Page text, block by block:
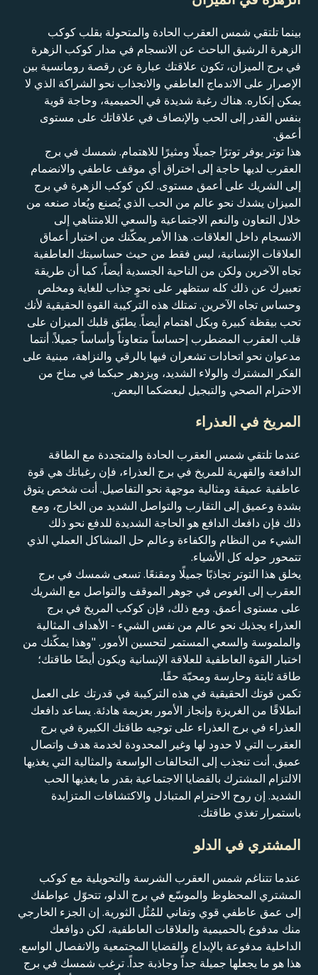
بينما تلتقي شمس العقرب الحادة والمتحولة بقلب كوكب
الزهرة الرشيق الباحث عن الانسجام في مدار كوكب الزهرة
في برج الميزان، تكون علاقتك عبارة عن رقصة رومانسية بين
الإصرار على الاندماج العاطفي والانجذاب نحو الشراكة الذي لا
يمكن إنكاره. هناك رغبة شديدة في الحميمية، وحاجة قوية
بنفس القدر إلى الحب والإنصاف في علاقاتك على مستوى
أعمق.
هذا توتر يوفر توترًا جميلًا ومثيرًا للاهتمام. شمسك في برج
العقرب لديها حاجة إلى اختراق أي موقف عاطفي والانضمام
إلى الشريك على أعمق مستوى. لكن كوكب الزهرة في برج
الميزان يشدك نحو عالم من الحب الذي يُصنع ويُعاد صنعه من
خلال التعاون والنعم الاجتماعية والسعي اللامتناهي إلى
الانسجام داخل العلاقات. هذا الأمر يمكّنك من اختبار أعماق
العلاقات الإنسانية، ليس فقط من حيث حساسيتك العاطفية
تجاه الآخرين ولكن من الناحية الجسدية أيضاً، كما أن طريقة
تعبيرك عن ذلك كله ستظهر على نحوٍ جذاب للغاية ومخلص
وحساس تجاه الآخرين. تمتلك هذه التركيبة القوة الحقيقية لأنك
تحب بيقظة كبيرة وبكل اهتمام أيضاً. يطبّق قلبك الميزان على
قلب العقرب المضطرب إحساساً متعاوناً وأساساً جميلاً. أنتما
مدعوان نحو اتحادات تشعران فيها بالرقي والنزاهة، مبنية على
الفكر المشترك والولاء الشديد، ويزدهر حبكما في مناخ من
الاحترام الصحي والتبجيل لبعضكما البعض.
المريخ في العذراء
عندما تلتقي شمس العقرب الحادة والمتجددة مع الطاقة
الدافعة والقهرية للمريخ في برج العذراء، فإن رغباتك هي قوة
عاطفية عميقة ومثالية موجهة نحو التفاصيل. أنت شخص يتوق
بشدة وعميق إلى التقارب والتواصل الشديد من الخارج، ومع
ذلك فإن دافعك الدافع هو الحاجة الشديدة للدفع نحو ذلك
الشيء من النظام والكفاءة وعالم حل المشاكل العملي الذي
تتمحور حوله كل الأشياء.
يخلق هذا التوتر تجاذبًا جميلًا ومقنعًا. تسعى شمسك في برج
العقرب إلى الغوص في جوهر الموقف والتواصل مع الشريك
على مستوى أعمق. ومع ذلك، فإن كوكب المريخ في برج
العذراء يجذبك نحو عالم من نفس الشيء - الأهداف المثالية
والملموسة والسعي المستمر لتحسين الأمور. "وهذا يمكّنك من
اختبار القوة العاطفية للعلاقة الإنسانية ويكون أيضًا طاقتك؛
طاقة ثابتة وحارسة ومحبّة حقًا.
تكمن قوتك الحقيقية في هذه التركيبة في قدرتك على العمل
انطلاقًا من الغريزة وإنجاز الأمور بعزيمة هادئة. يساعد دافعك
العذراء في برج العذراء على توجيه طاقتك الكبيرة في برج
العقرب التي لا حدود لها وغير المحدودة لخدمة هدف واتصال
عميق. أنت تنجذب إلى التحالفات الواسعة والمثالية التي يغذيها
الالتزام المشترك بالقضايا الاجتماعية بقدر ما يغذيها الحب
الشديد. إن روح الاحترام المتبادل والاكتشافات المتزايدة
باستمرار تغذي طاقتك.
المشتري في الدلو
عندما تتناغم شمس العقرب الشرسة والتحويلية مع كوكب
المشتري المحظوظ والموسّع في برج الدلو، تتحوّل عواطفك
إلى عمق عاطفي قوي وتفاني للمُثُل الثورية. إن الجزء الخارجي
منك مدفوع بالحميمية والعلاقات العاطفية، لكن دوافعك
الداخلية مدفوعة بالإبداع والقضايا المجتمعية والانفصال الواسع.
هذا هو ما يجعلها جميلة جداً وجاذبة جداً. ترغب شمسك في برج